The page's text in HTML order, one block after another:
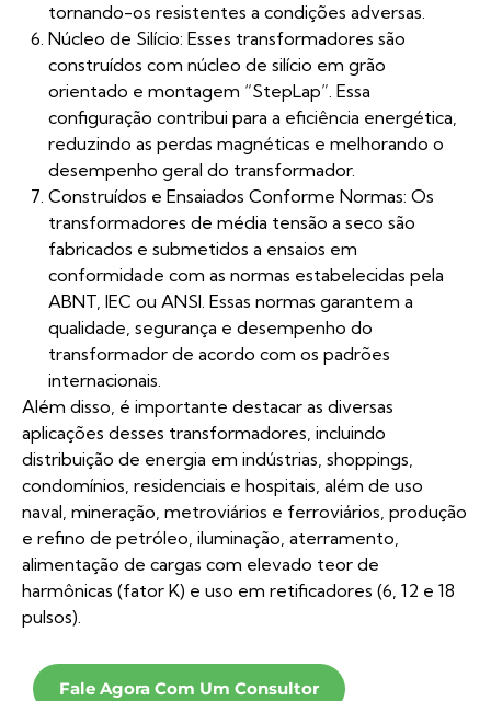
tornando-os resistentes a condições adversas.
Núcleo de Silício: Esses transformadores são
construídos com núcleo de silício em grão
orientado e montagem “StepLap”. Essa
configuração contribui para a eficiência energética,
reduzindo as perdas magnéticas e melhorando o
desempenho geral do transformador.
Construídos e Ensaiados Conforme Normas: Os
transformadores de média tensão a seco são
fabricados e submetidos a ensaios em
conformidade com as normas estabelecidas pela
ABNT, IEC ou ANSI. Essas normas garantem a
qualidade, segurança e desempenho do
transformador de acordo com os padrões
internacionais.
Além disso, é importante destacar as diversas
aplicações desses transformadores, incluindo
distribuição de energia em indústrias, shoppings,
condomínios, residenciais e hospitais, além de uso
naval, mineração, metroviários e ferroviários, produção
e refino de petróleo, iluminação, aterramento,
alimentação de cargas com elevado teor de
harmônicas (fator K) e uso em retificadores (6, 12 e 18
pulsos).
Fale Agora Com Um Consultor